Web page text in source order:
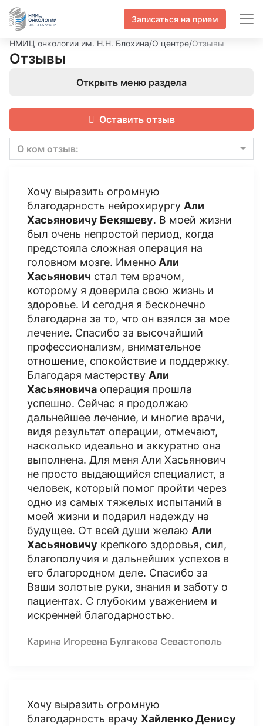
Записаться на прием
НМИЦ онкологии им. Н.Н. Блохина/О центре/Отзывы
Отзывы
Открыть меню раздела
Оставить отзыв
О ком отзыв:
Хочу выразить огромную
благодарность нейрохирургу Али
Хасьяновичу Бекяшеву. В моей жизни
был очень непростой период, когда
предстояла сложная операция на
головном мозге. Именно Али
Хасьянович стал тем врачом,
которому я доверила свою жизнь и
здоровье. И сегодня я бесконечно
благодарна за то, что он взялся за мое
лечение. Спасибо за высочайший
профессионализм, внимательное
отношение, спокойствие и поддержку.
Благодаря мастерству Али
Хасьяновича операция прошла
успешно. Сейчас я продолжаю
дальнейшее лечение, и многие врачи,
видя результат операции, отмечают,
насколько идеально и аккуратно она
выполнена. Для меня Али Хасьянович
не просто выдающийся специалист, а
человек, который помог пройти через
одно из самых тяжелых испытаний в
моей жизни и подарил надежду на
будущее. От всей души желаю Али
Хасьяновичу крепкого здоровья, сил,
благополучия и дальнейших успехов в
его благородном деле. Спасибо за
Ваши золотые руки, знания и заботу о
пациентах. С глубоким уважением и
искренней благодарностью.
Карина Игоревна Булгакова Севастополь
Хочу выразить огромную
благодарность врачу Хайленко Денису